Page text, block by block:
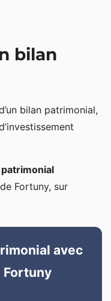
bilan
bilan patrimonial,
Fortuny, sur
avec
Fortuny